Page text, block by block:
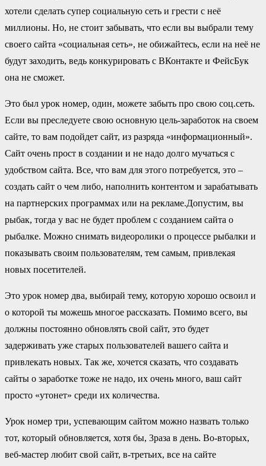
хотели сделать супер социальную сеть и грести с неё
миллионы. Но, не стоит забывать, что если вы выбрали тему
своего сайта «социальная сеть», не обижайтесь, если на неё не
будут заходить, ведь конкурировать с ВКонтакте и ФейсБук
она не сможет.
Это был урок номер, один, можете забыть про свою соц.сеть.
Если вы преследуете свою основную цель-заработок на своем
сайте, то вам подойдет сайт, из разряда «информационный».
Сайт очень прост в создании и не надо долго мучаться с
удобством сайта. Все, что вам для этого потребуется, это –
создать сайт о чем либо, наполнить контентом и зарабатывать
на партнерских программах или на рекламе.Допустим, вы
рыбак, тогда у вас не будет проблем с созданием сайта о
рыбалке. Можно снимать видеоролики о процессе рыбалки и
показывать своим пользователям, тем самым, привлекая
новых посетителей.
Это урок номер два, выбирай тему, которую хорошо освоил и
о которой ты можешь многое рассказать. Помимо всего, вы
должны постоянно обновлять свой сайт, это будет
задерживать уже старых пользователей вашего сайта и
привлекать новых. Так же, хочется сказать, что создавать
сайты о заработке тоже не надо, их очень много, ваш сайт
просто «утонет» среди их количества.
Урок номер три, успевающим сайтом можно назвать только
тот, который обновляется, хотя бы, 3раза в день. Во-вторых,
веб-мастер любит свой сайт, в-третьих, все на сайте